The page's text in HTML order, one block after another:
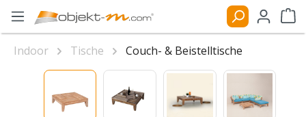
Zum Hauptinhalt springen
Indoor Tische
Couch- & Beistelltische
Bildergalerie überspringen